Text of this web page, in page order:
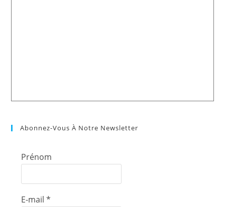
Abonnez-Vous À Notre Newsletter
Prénom
E-mail*